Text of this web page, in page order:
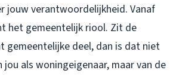
jouw verantwoordelijkheid. Vanaf
het gemeentelijk riool. Zit de
gemeentelijke deel, dan is dat niet
jou als woningeigenaar, maar van de